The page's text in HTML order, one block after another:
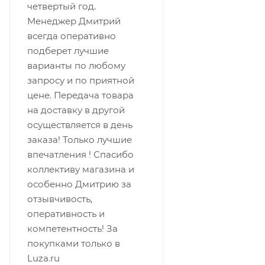
четвертый год.
Менеджер Дмитрий
всегда оперативно
подберет лучшие
варианты по любому
запросу и по приятной
цене. Передача товара
на доставку в другой
осуществляется в день
заказа! Только лучшие
впечатления ! Спасибо
коллективу магазина и
особенно Дмитрию за
отзывчивость,
оперативность и
компетентность! За
покупками только в
Luza.ru